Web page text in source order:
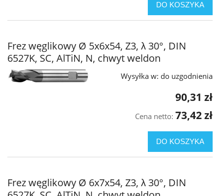
DO KOSZYKA
Frez węglikowy Ø 5x6x54, Z3, λ 30°, DIN
6527K, SC, AlTiN, N, chwyt weldon
Wysyłka w: do uzgodnienia
90,31 zł
Cena netto: 73,42 zł
DO KOSZYKA
Frez węglikowy Ø 6x7x54, Z3, λ 30°, DIN